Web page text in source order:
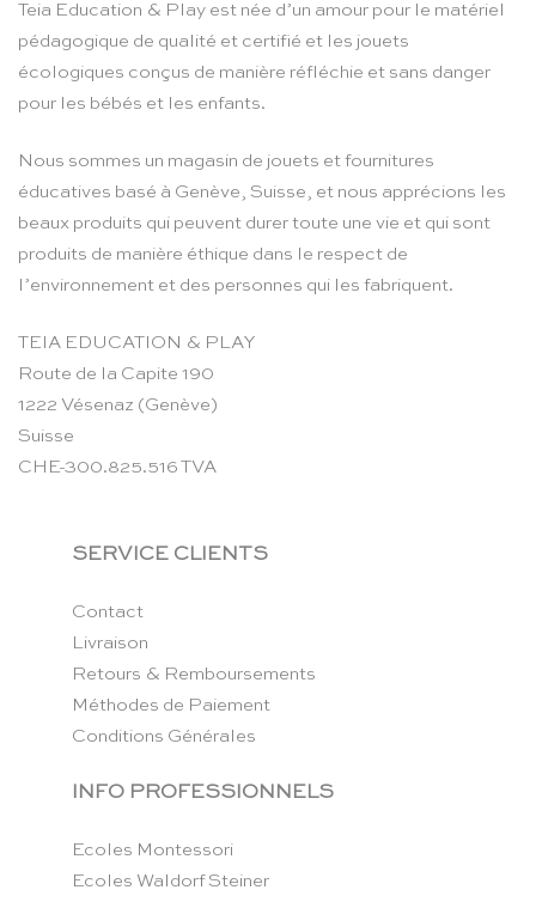
Teia Education & Play est née d’un amour pour le matériel
pédagogique de qualité et certifié et les jouets
écologiques conçus de manière réfléchie et sans danger
pour les bébés et les enfants.
Nous sommes un magasin de jouets et fournitures
éducatives basé à Genève, Suisse, et nous apprécions les
beaux produits qui peuvent durer toute une vie et qui sont
produits de manière éthique dans le respect de
l’environnement et des personnes qui les fabriquent.
TEIA EDUCATION & PLAY
Route de la Capite 190
1222 Vésenaz (Genève)
Suisse
CHE-300.825.516 TVA
SERVICE CLIENTS
Contact
Livraison
Retours & Remboursements
Méthodes de Paiement
Conditions Générales
INFO PROFESSIONNELS
Ecoles Montessori
Ecoles Waldorf Steiner